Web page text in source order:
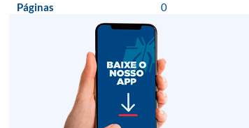
Páginas
0